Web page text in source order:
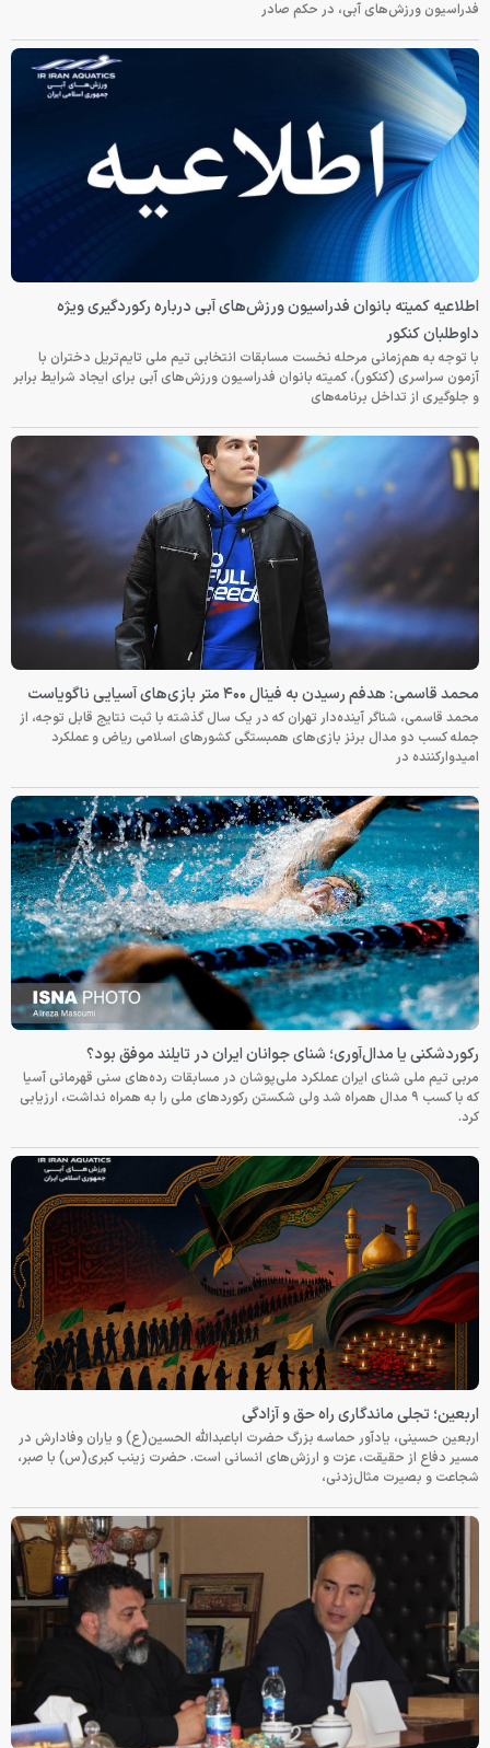
فدراسیون ورزش‌های آبی، در حکم صادر
اطلاعیه کمیته بانوان فدراسیون ورزش‌های آبی درباره رکوردگیری ویژه
داوطلبان کنکور
با توجه به هم‌زمانی مرحله نخست مسابقات انتخابی تیم ملی تایم‌تریل دختران با
آزمون سراسری (کنکور)، کمیته بانوان فدراسیون ورزش‌های آبی برای ایجاد شرایط برابر
و جلوگیری از تداخل برنامه‌های
محمد قاسمی: هدفم رسیدن به فینال ۴۰۰ متر بازی‌های آسیایی ناگویاست
محمد قاسمی، شناگر آینده‌دار تهران که در یک سال گذشته با ثبت نتایج قابل توجه، از
جمله کسب دو مدال برنز بازی‌های همبستگی کشورهای اسلامی ریاض و عملکرد
امیدوارکننده در
رکوردشکنی یا مدال‌آوری؛ شنای جوانان ایران در تایلند موفق بود؟
مربی تیم ملی شنای ایران عملکرد ملی‌پوشان در مسابقات رده‌های سنی قهرمانی آسیا
که با کسب ۹ مدال همراه شد ولی شکستن رکوردهای ملی را به همراه نداشت، ارزیابی
کرد.
اربعین؛ تجلی ماندگاری راه حق و آزادگی
اربعین حسینی، یادآور حماسه بزرگ حضرت اباعبدالله الحسین(ع) و یاران وفادارش در
مسیر دفاع از حقیقت، عزت و ارزش‌های انسانی است. حضرت زینب کبری(س) با صبر،
شجاعت و بصیرت مثال‌زدنی،